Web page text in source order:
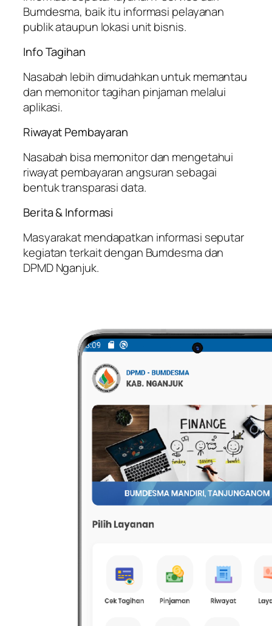
Bumdesma, baik itu informasi pelayanan
publik ataupun lokasi unit bisnis.
Info Tagihan
Nasabah lebih dimudahkan untuk memantau
dan memonitor tagihan pinjaman melalui
aplikasi.
Riwayat Pembayaran
Nasabah bisa memonitor dan mengetahui
riwayat pembayaran angsuran sebagai
bentuk transparasi data.
Berita & Informasi
Masyarakat mendapatkan informasi seputar
kegiatan terkait dengan Bumdesma dan
DPMD Nganjuk.